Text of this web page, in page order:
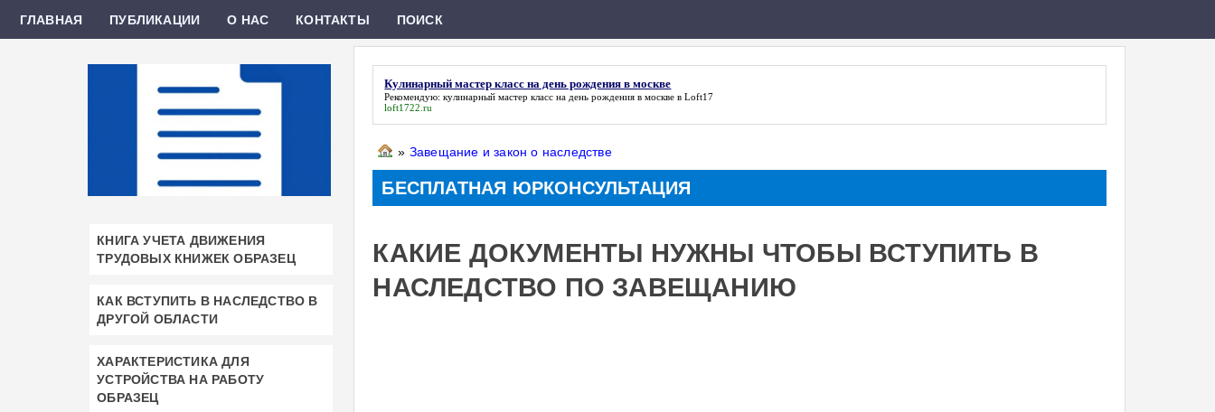
Кулинарный мастер класс на день рождения в москве
Рекомендую:кулинарный мастер класс на день рождения в москве в Loft17
loft1722.ru
» Завещание и закон о наследстве
БЕСПЛАТНАЯ ЮРКОНСУЛЬТАЦИЯ
КАКИЕ ДОКУМЕНТЫ НУЖНЫ ЧТОБЫ ВСТУПИТЬ В
НАСЛЕДСТВО ПО ЗАВЕЩАНИЮ
КНИГА УЧЕТА ДВИЖЕНИЯ
ТРУДОВЫХ КНИЖЕК ОБРАЗЕЦ
КАК ВСТУПИТЬ В НАСЛЕДСТВО В
ДРУГОЙ ОБЛАСТИ
ХАРАКТЕРИСТИКА ДЛЯ
УСТРОЙСТВА НА РАБОТУ
ОБРАЗЕЦ
ГЛАВНАЯ ПУБЛИКАЦИИ О НАС КОНТАКТЫ ПОИСК